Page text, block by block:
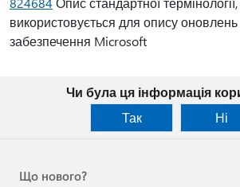
використовується для опису
забезпечення Microsoft
Чи була ця інформація
Так
Ні
Що нового?